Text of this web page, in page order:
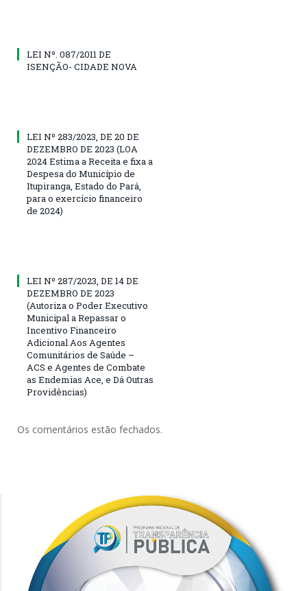
LEI Nº. 087/2011 DE
ISENÇÃO- CIDADE NOVA
LEI Nº 283/2023, DE 20 DE
DEZEMBRO DE 2023 (LOA
2024 Estima a Receita e fixa a
Despesa do Município de
Itupiranga, Estado do Pará,
para o exercício financeiro
de 2024)
LEI Nº 287/2023, DE 14 DE
DEZEMBRO DE 2023
(Autoriza o Poder Executivo
Municipal a Repassar o
Incentivo Financeiro
Adicional Aos Agentes
Comunitários de Saúde –
ACS e Agentes de Combate
as Endemias Ace, e Dá Outras
Providências)
Os comentários estão fechados.